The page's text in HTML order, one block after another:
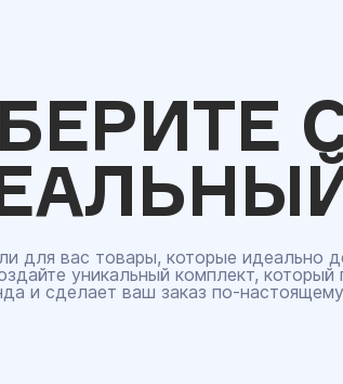
для вас товары, которые идеально
уникальный комплект, который
и сделает ваш заказ